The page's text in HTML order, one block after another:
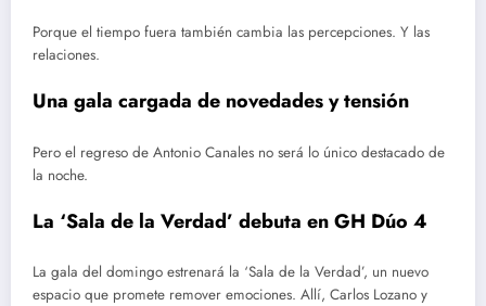
Porque el tiempo fuera también cambia las percepciones. Y las
relaciones.
Una gala cargada de novedades y tensión
Pero el regreso de Antonio Canales no será lo único destacado de
la noche.
La ‘Sala de la Verdad’ debuta en GH Dúo 4
La gala del domingo estrenará la ‘Sala de la Verdad’, un nuevo
espacio que promete remover emociones. Allí, Carlos Lozano y